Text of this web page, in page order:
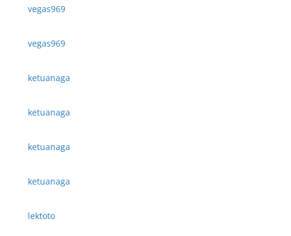
vegas969
vegas969
ketuanaga
ketuanaga
ketuanaga
ketuanaga
lektoto